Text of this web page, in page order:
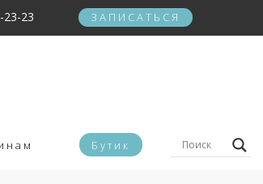
23-23 ЗАПИСАТЬСЯ
Бутик